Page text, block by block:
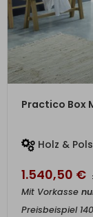
Practico Box
Holz &
1.540,50 €
Mit Vorkasse
Preisbeispiel